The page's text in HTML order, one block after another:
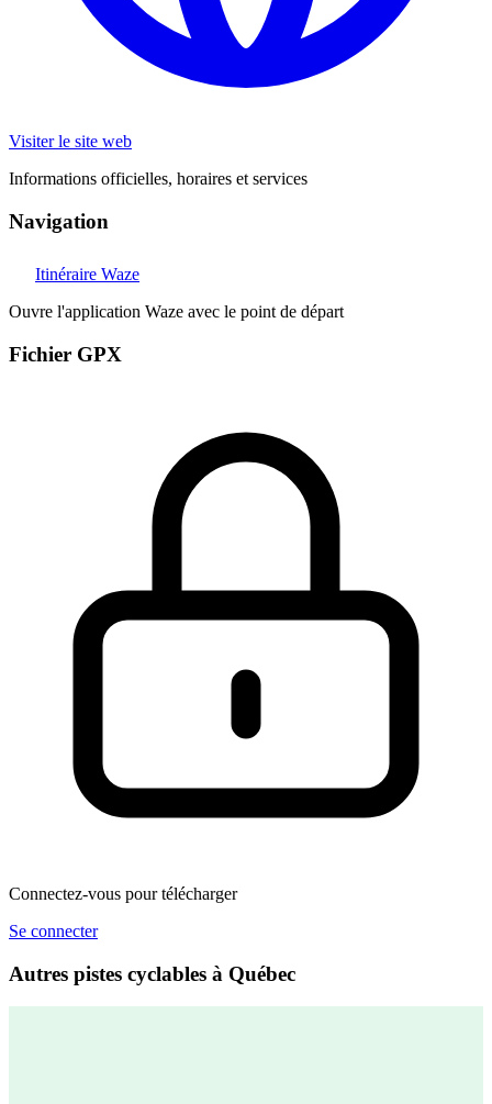
Visiter le site web
Informations officielles, horaires et services
Navigation
Itinéraire Waze
Ouvre l'application Waze avec le point de départ
Fichier GPX
Connectez-vous pour télécharger
Se connecter
Autres pistes cyclables à Québec